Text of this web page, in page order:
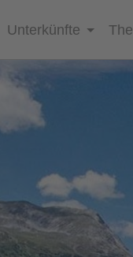
Unterkünfte